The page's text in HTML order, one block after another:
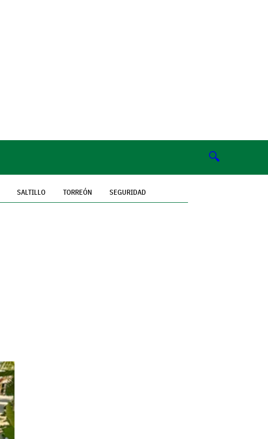
🔍
SALTILLO TORREÓN SEGURIDAD